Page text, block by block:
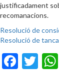
justificadament
recomanacions.
Resolució de
Resolució de